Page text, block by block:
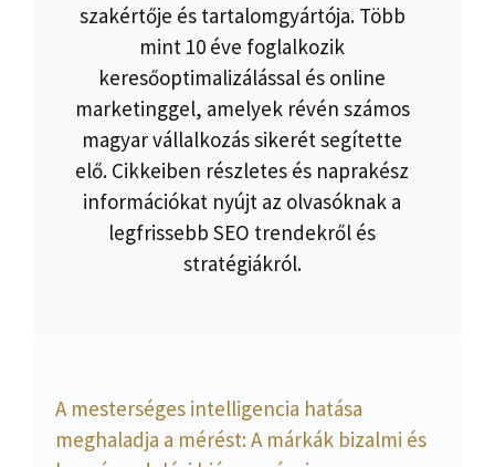
szakértője és tartalomgyártója. Több
mint 10 éve foglalkozik
keresőoptimalizálással és online
marketinggel, amelyek révén számos
magyar vállalkozás sikerét segítette
elő. Cikkeiben részletes és naprakész
információkat nyújt az olvasóknak a
legfrissebb SEO trendekről és
stratégiákról.
A mesterséges intelligencia hatása
meghaladja a mérést: A márkák bizalmi és